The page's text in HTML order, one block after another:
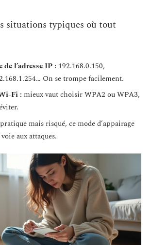
situations typiques où tout
l’adresse IP : 192.168.0.150,
On se trompe facilement.
Fi : mieux vaut choisir WPA2 ou WPA3,
pratique mais risqué, ce mode d’appairage
aux attaques.